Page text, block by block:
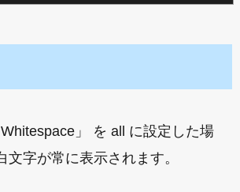
Whitespace」 を all に設定した場
文字が常に表示されます。